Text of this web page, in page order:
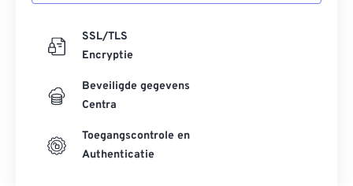
SSL/TLS
Encryptie
Beveiligde gegevens
Centra
Toegangscontrole en
Authenticatie